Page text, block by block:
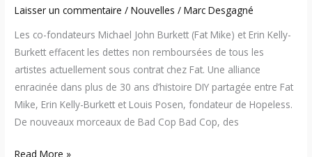
Laisser un commentaire /Nouvelles /Marc Desgagné
Les co-fondateurs Michael John Burkett (Fat Mike) et Erin Kelly-
Burkett effacent les dettes non remboursées de tous les
artistes actuellement sous contrat chez Fat. Une alliance
enracinée dans plus de 30 ans d’histoire DIY partagée entre Fat
Mike, Erin Kelly-Burkett et Louis Posen, fondateur de Hopeless.
De nouveaux morceaux de Bad Cop Bad Cop, des
Read More »